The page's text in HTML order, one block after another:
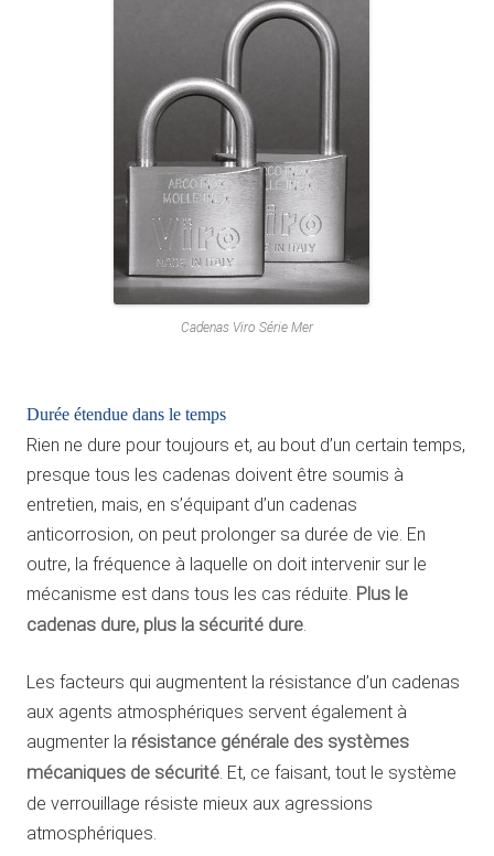
Cadenas Viro Série Mer
Durée étendue dans le temps
Rien ne dure pour toujours et, au bout d’un certain temps,
presque tous les cadenas doivent être soumis à
entretien, mais, en s’équipant d’un cadenas
anticorrosion, on peut prolonger sa durée de vie. En
outre, la fréquence à laquelle on doit intervenir sur le
mécanisme est dans tous les cas réduite. Plus le
cadenas dure, plus la sécurité dure.
Les facteurs qui augmentent la résistance d’un cadenas
aux agents atmosphériques servent également à
augmenter la résistance générale des systèmes
mécaniques de sécurité. Et, ce faisant, tout le système
de verrouillage résiste mieux aux agressions
atmosphériques.